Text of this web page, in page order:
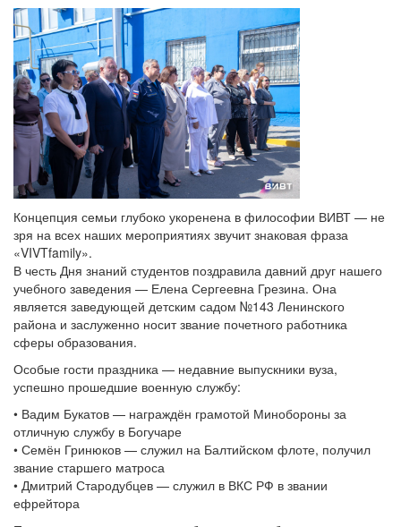
Концепция семьи глубоко укоренена в философии ВИВТ — не
зря на всех наших мероприятиях звучит знаковая фраза
«VIVTfamily».
В честь Дня знаний студентов поздравила давний друг нашего
учебного заведения — Елена Сергеевна Грезина. Она
является заведующей детским садом №143 Ленинского
района и заслуженно носит звание почетного работника
сферы образования.
Особые гости праздника — недавние выпускники вуза,
успешно прошедшие военную службу:
• Вадим Букатов — награждён грамотой Минобороны за
отличную службу в Богучаре
• Семён Гринюков — служил на Балтийском флоте, получил
звание старшего матроса
• Дмитрий Стародубцев — служил в ВКС РФ в звании
ефрейтора